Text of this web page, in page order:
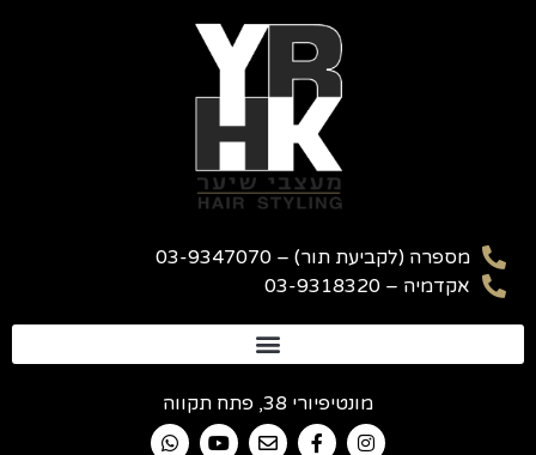
מספרה (לקביעת תור) – 03-9347070
אקדמיה – 03-9318320
מונטיפיורי 38, פתח תקווה